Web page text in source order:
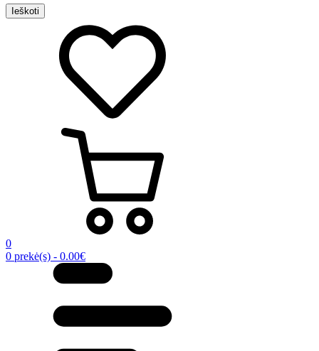
Ieškoti
0
0 prekė(s) - 0.00€